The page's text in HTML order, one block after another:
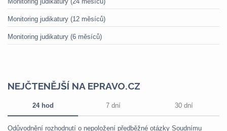
Monitoring judikatury (12 měsíců)
Monitoring judikatury (6 měsíců)
NEJČTENĚJŠÍ NA EPRAVO.CZ
24 hod 7 dní 30 dní
Odůvodnění rozhodnutí o nepoložení předběžné otázky Soudnímu